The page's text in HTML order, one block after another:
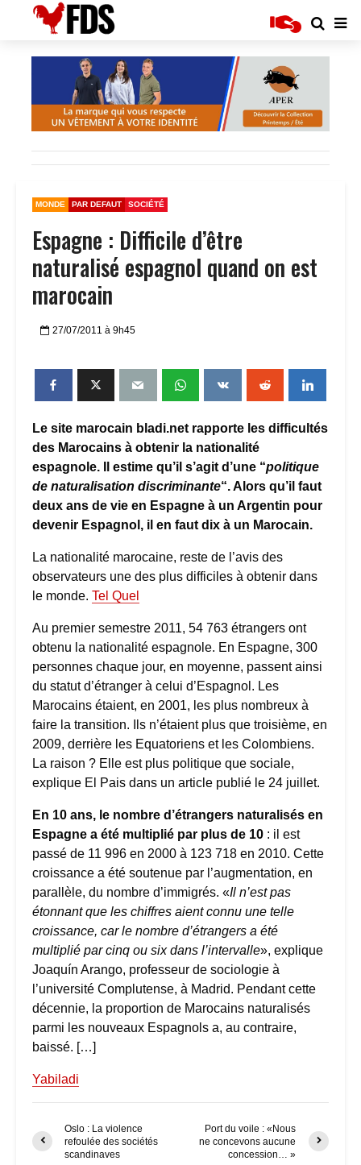
MONDE PAR DEFAUT SOCIÉTÉ
Espagne : Difficile d’être
naturalisé espagnol quand on est
marocain
27/07/2011 à 9h45
Le site marocain bladi.net rapporte les difficultés
des Marocains à obtenir la nationalité
espagnole. Il estime qu’il s’agit d’une “politique
de naturalisation discriminante“. Alors qu’il faut
deux ans de vie en Espagne à un Argentin pour
devenir Espagnol, il en faut dix à un Marocain.
La nationalité marocaine, reste de l’avis des
observateurs une des plus difficiles à obtenir dans
le monde. Tel Quel
Au premier semestre 2011, 54 763 étrangers ont
obtenu la nationalité espagnole. En Espagne, 300
personnes chaque jour, en moyenne, passent ainsi
du statut d’étranger à celui d’Espagnol. Les
Marocains étaient, en 2001, les plus nombreux à
faire la transition. Ils n’étaient plus que troisième, en
2009, derrière les Equatoriens et les Colombiens.
La raison ? Elle est plus politique que sociale,
explique El Pais dans un article publié le 24 juillet.
En 10 ans, le nombre d’étrangers naturalisés en
Espagne a été multiplié par plus de 10 : il est
passé de 11 996 en 2000 à 123 718 en 2010. Cette
croissance a été soutenue par l’augmentation, en
parallèle, du nombre d’immigrés. «Il n’est pas
étonnant que les chiffres aient connu une telle
croissance, car le nombre d’étrangers a été
multiplié par cinq ou six dans l’intervalle», explique
Joaquín Arango, professeur de sociologie à
l’université Complutense, à Madrid. Pendant cette
décennie, la proportion de Marocains naturalisés
parmi les nouveaux Espagnols a, au contraire,
baissé. […]
Yabiladi
Oslo : La violence
refoulée des sociétés
scandinaves
Port du voile : «Nous
ne concevons aucune
concession… »